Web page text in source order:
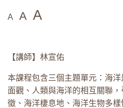
A A A
【講師】林宣佑
本課程包含三個主題單元：海
面觀、人類與海洋的相互關聯
徵、海洋棲息地、海洋生物多